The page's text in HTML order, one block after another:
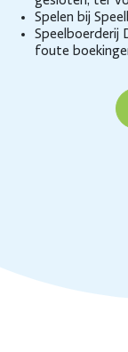
Spelen bij
Speelboerderij
foute